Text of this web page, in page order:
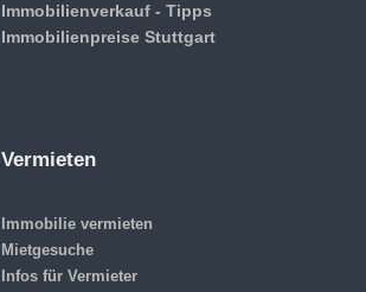
Immobilienverkauf - Tipps
Immobilienpreise Stuttgart
Vermieten
Immobilie vermieten
Mietgesuche
Infos für Vermieter